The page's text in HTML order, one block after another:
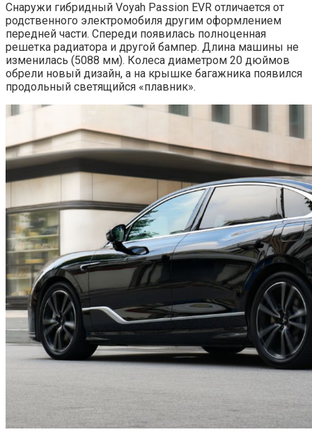
Снаружи гибридный Voyah Passion EVR отличается от
родственного электромобиля другим оформлением
передней части. Спереди появилась полноценная
решетка радиатора и другой бампер. Длина машины не
изменилась (5088 мм). Колеса диаметром 20 дюймов
обрели новый дизайн, а на крышке багажника появился
продольный светящийся «плавник».